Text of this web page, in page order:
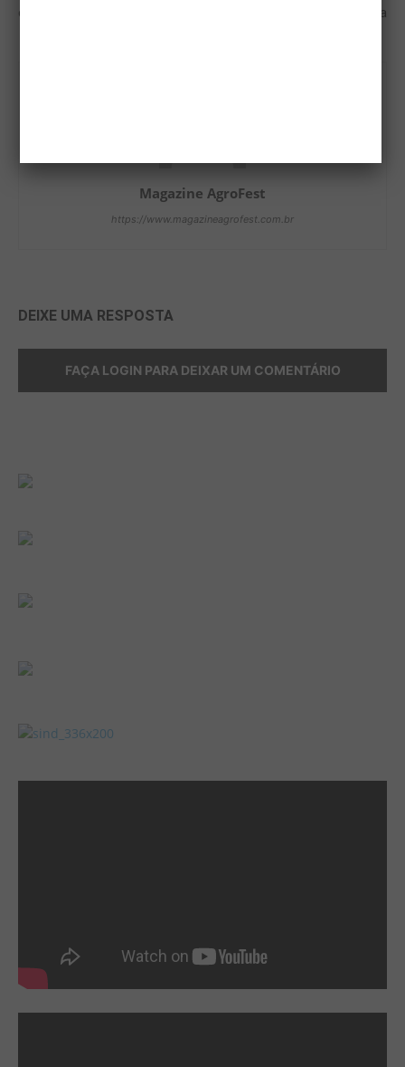
cinco meses nos EUA
Caipira
Magazine AgroFest
https://www.magazineagrofest.com.br
DEIXE UMA RESPOSTA
FAÇA LOGIN PARA DEIXAR UM COMENTÁRIO